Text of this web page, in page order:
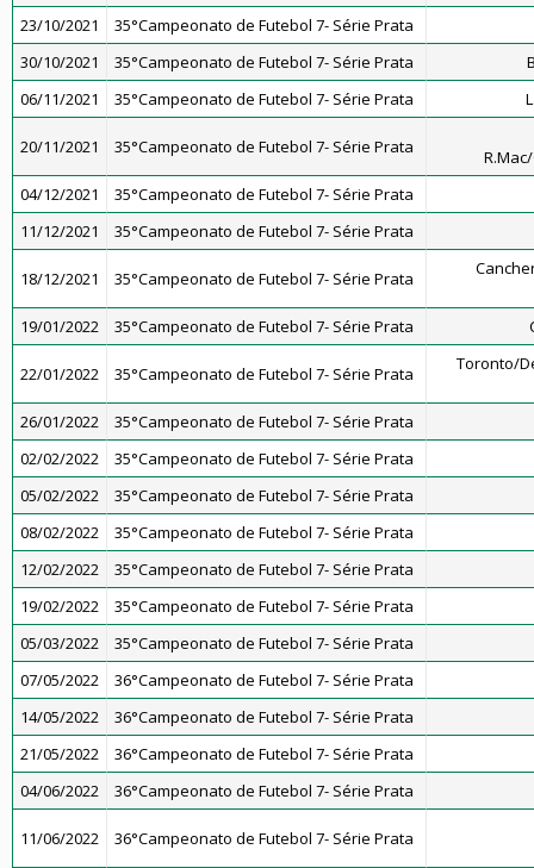
23/10/2021
35°Campeonato de Futebol 7- Série Prata
30/10/2021
35°Campeonato de Futebol 7- Série Prata
06/11/2021
35°Campeonato de Futebol 7- Série Prata
20/11/2021 35°Campeonato de Futebol 7- Série Prata
04/12/2021
35°Campeonato de Futebol 7- Série Prata
11/12/2021
35°Campeonato de Futebol 7- Série Prata
18/12/2021 35°Campeonato de Futebol 7- Série Prata
19/01/2022 35°Campeonato de Futebol 7- Série Prata
22/01/2022 35°Campeonato de Futebol 7- Série Prata Toronto/
26/01/2022
35°Campeonato de Futebol 7- Série Prata
02/02/2022
35°Campeonato de Futebol 7- Série Prata
05/02/2022
35°Campeonato de Futebol 7- Série Prata
08/02/2022
35°Campeonato de Futebol 7- Série Prata
12/02/2022
35°Campeonato de Futebol 7- Série Prata
19/02/2022
35°Campeonato de Futebol 7- Série Prata
05/03/2022
35°Campeonato de Futebol 7- Série Prata
07/05/2022
36°Campeonato de Futebol 7- Série Prata
14/05/2022
36°Campeonato de Futebol 7- Série Prata
21/05/2022
36°Campeonato de Futebol 7- Série Prata
04/06/2022
36°Campeonato de Futebol 7- Série Prata
11/06/2022 36°Campeonato de Futebol 7- Série Prata